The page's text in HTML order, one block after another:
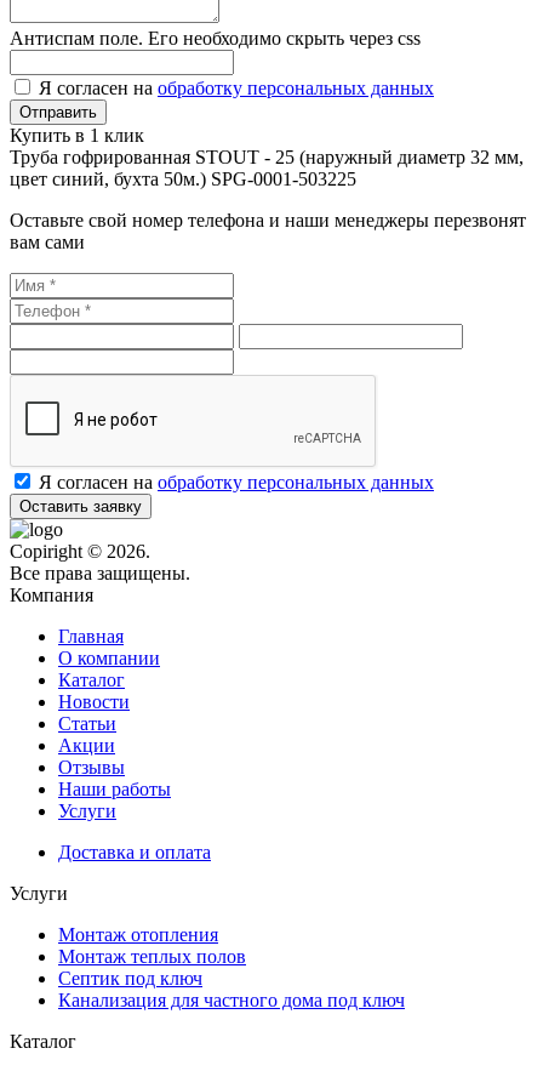
Антиспам поле. Его необходимо скрыть через css
Я согласен на обработку персональных данных
Купить в 1 клик
Труба гофрированная STOUT - 25 (наружный диаметр 32 мм,
цвет синий, бухта 50м.) SPG-0001-503225
Оставьте свой номер телефона и наши менеджеры перезвонят
вам сами
Я согласен на обработку персональных данных
Оставить заявку
Copiright © 2026.
Все права защищены.
Компания
Главная
О компании
Каталог
Новости
Статьи
Акции
Отзывы
Наши работы
Услуги
Доставка и оплата
Услуги
Монтаж отопления
Монтаж теплых полов
Септик под ключ
Канализация для частного дома под ключ
Каталог